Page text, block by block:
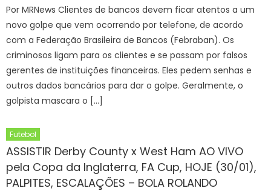
Por MRNews Clientes de bancos devem ficar atentos a um
novo golpe que vem ocorrendo por telefone, de acordo
com a Federação Brasileira de Bancos (Febraban). Os
criminosos ligam para os clientes e se passam por falsos
gerentes de instituições financeiras. Eles pedem senhas e
outros dados bancários para dar o golpe. Geralmente, o
golpista mascara o […]
Futebol
ASSISTIR Derby County x West Ham AO VIVO
pela Copa da Inglaterra, FA Cup, HOJE (30/01),
PALPITES, ESCALAÇÕES – BOLA ROLANDO